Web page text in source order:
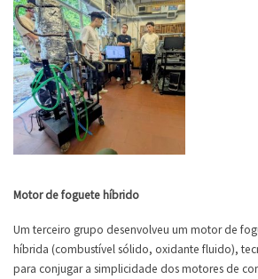
Motor de foguete híbrido
Um terceiro grupo desenvolveu um motor de
híbrida (combustível sólido, oxidante fluido),
para conjugar a simplicidade dos motores de